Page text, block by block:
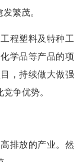
繁茂。
程塑料及特种工
学品等产品的项
，持续做大做强
争优势。
排放的产业。然